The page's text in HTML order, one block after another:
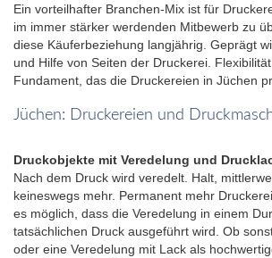
Ein vorteilhafter Branchen-Mix ist für
im immer stärker werdenden Mitbewerb zu
diese Käuferbeziehung langjährig. Geprägt
und Hilfe von Seiten der Druckerei.
Fundament, das die Druckereien in Jüchen
Jüchen: Druckereien und
Druckobjekte mit Veredelung und
Nach dem Druck wird veredelt. Halt,
keineswegs mehr. Permanent mehr
es möglich, dass die Veredelung in einem
tatsächlichen Druck ausgeführt wird. Ob
oder eine Veredelung mit Lack als